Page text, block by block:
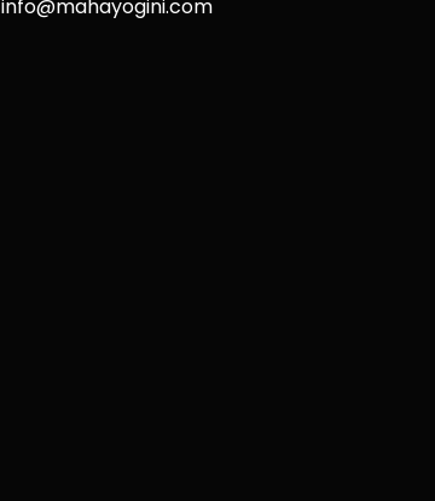
info@mahayogini.com